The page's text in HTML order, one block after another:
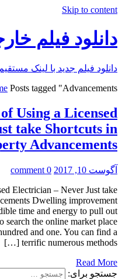
Skip to content
دانلود فیلم
دانلود فیلم جدید با لینک مستقیم
Posts tagged "Advancements –"
Using a Licensed
take Shortcuts in
Advancements
آگوست 10, 2017
0 comment
Electrician – Never Just take
Dwelling improvement
time and energy to pull out
search the online market place
and one. You can find a
terrific numerous methods […]
Read More
جستجو برای: